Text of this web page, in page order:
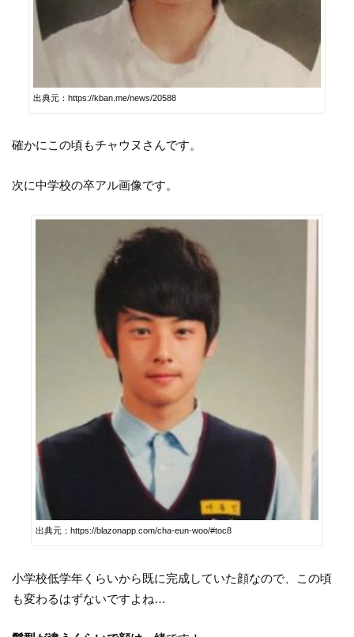
出典元：https://kban.me/news/20588
確かにこの頃もチャウヌさんです。
次に中学校の卒アル画像です。
出典元：https://blazonapp.com/cha-eun-woo/#toc8
小学校低学年くらいから既に完成していた顔なので、この頃
も変わるはずないですよね…